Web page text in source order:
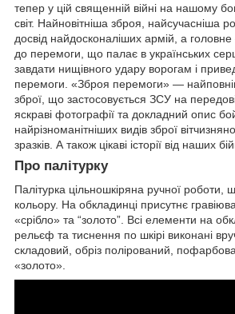
тепер у цій священній війні на нашому
світ. Найновітніша зброя, найсучасніша
досвід найдосконаліших армій, а
до перемоги, що палає в українських
завдати нищівного удару ворогам і
перемоги. «Зброя перемоги» —
зброї, що застосовується ЗСУ на
яскраві фотографії та докладний опис
найрізноманітніших видів зброї
зразків. А також цікаві історії від наших
Про палітурку
Палітурка цільношкіряна ручної роботи,
кольору. На обкладинці присутнє
«срібло» та “золото”. Всі елементи на
рельєф та тиснення по шкірі виконані
складовий, обріз полірований,
«золото».